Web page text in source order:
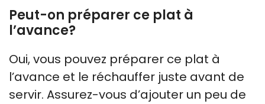
Peut-on préparer ce plat à
l’avance?
Oui, vous pouvez préparer ce plat à
l’avance et le réchauffer juste avant de
servir. Assurez-vous d’ajouter un peu de